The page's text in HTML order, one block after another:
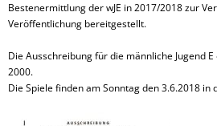
Bestenermittlung der wJE in 2017/2018 zur
Veröffentlichung bereitgestellt.
Die Ausschreibung für die männliche Jugend
2000.
Die Spiele finden am Sonntag den 3.6.2018